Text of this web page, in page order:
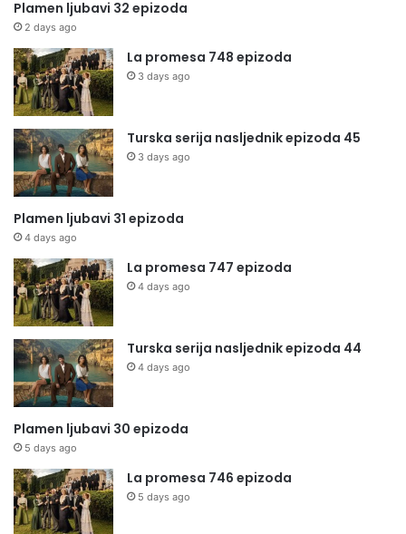
Plamen ljubavi 32 epizoda
2 days ago
La promesa 748 epizoda
3 days ago
Turska serija nasljednik epizoda 45
3 days ago
Plamen ljubavi 31 epizoda
4 days ago
La promesa 747 epizoda
4 days ago
Turska serija nasljednik epizoda 44
4 days ago
Plamen ljubavi 30 epizoda
5 days ago
La promesa 746 epizoda
5 days ago